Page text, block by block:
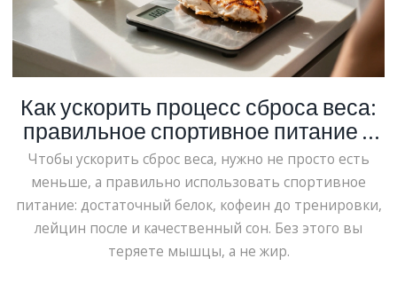
Как ускорить процесс сброса веса:
правильное спортивное питание и
реальные шаги
Чтобы ускорить сброс веса, нужно не просто есть
меньше, а правильно использовать спортивное
питание: достаточный белок, кофеин до тренировки,
лейцин после и качественный сон. Без этого вы
теряете мышцы, а не жир.